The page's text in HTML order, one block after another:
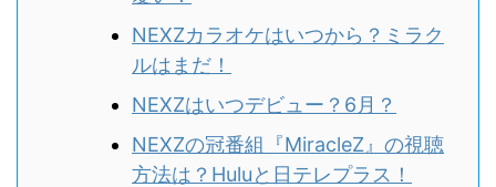
NEXZカラオケはいつから？ミラク
ルはまだ！
NEXZはいつデビュー？6月？
NEXZの冠番組『MiracleZ』の視聴
方法は？Huluと日テレプラス！